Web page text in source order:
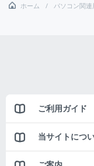
ホーム パソコン関連
ご利用ガイド
当サイトにつ